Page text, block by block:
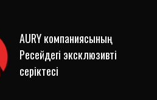
AURY компаниясының
Ресейдегі эксклюзивті
серіктесі